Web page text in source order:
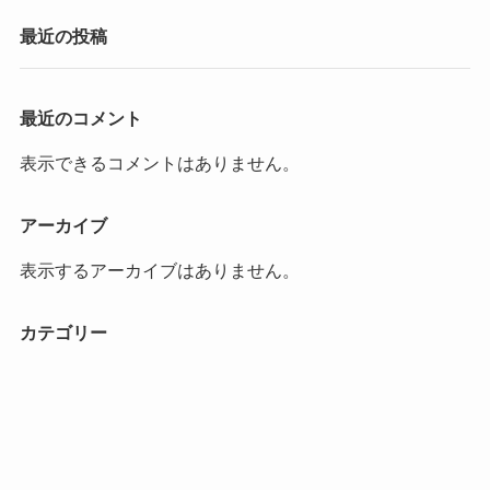
最近の投稿
最近のコメント
表示できるコメントはありません。
アーカイブ
表示するアーカイブはありません。
カテゴリー